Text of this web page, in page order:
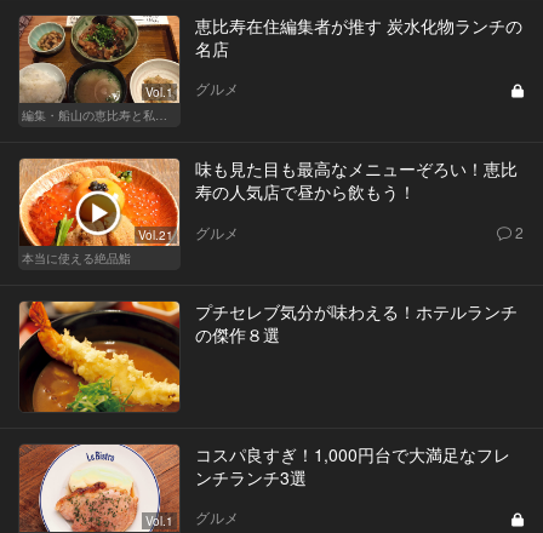
Vol.1
編集・船山の恵比寿と私、ときどきルノアール
恵比寿在住編集者が推す 炭水化物ランチの
名店
グルメ
Vol.21
本当に使える絶品鮨
味も見た目も最高なメニューぞろい！恵比
寿の人気店で昼から飲もう！
グルメ 2
プチセレブ気分が味わえる！ホテルランチ
の傑作８選
Vol.1
コスパ良すぎ！1,000円台で大満足なフレ
ンチランチ3選
グルメ